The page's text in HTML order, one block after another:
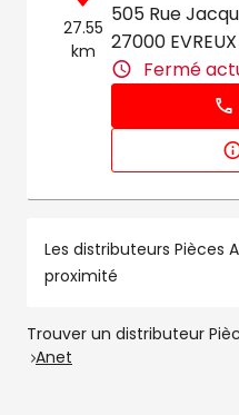
27.55
km
505 Rue
27000 EVREUX
Fermé
Les distributeurs Pièces
proximité
Trouver un distributeur
Anet